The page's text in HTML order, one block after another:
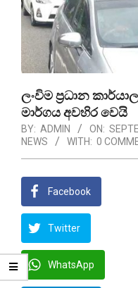
ලංවිම ප්‍රධාන
මාර්ගය අවහිර වෙයි
BY: ADMIN ON:
NEWS
WITH: 0
Facebook
Twitter
WhatsApp